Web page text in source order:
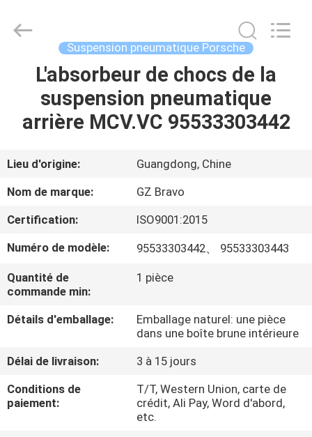
MAISON
DES
AU
SUJET
NOUS
VISITE
D'USINE
CONTRÔLE
DE
Rights
Reserved.
Suspension pneumatique Porsche
L'absorbeur de chocs de la
suspension pneumatique
arrière MCV.VC 95533303442
Lieu d'origine:
Guangdong, Chine
Nom de marque:
GZ Bravo
Certification:
ISO9001:2015
Numéro de modèle:
95533303442、 95533303443
Quantité de
commande min:
1 pièce
Détails d'emballage:
Emballage naturel: une pièce
dans une boîte brune intérieure
Délai de livraison:
3 à 15 jours
Conditions de
paiement:
T/T, Western Union, carte de
crédit, Ali Pay, Word d'abord,
etc.